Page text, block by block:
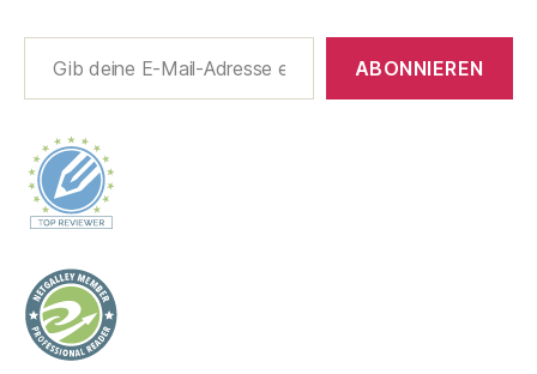
Gib deine E-Mail-Adresse ein ...
ABONNIEREN